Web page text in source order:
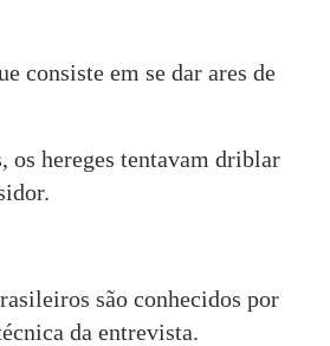
consiste em se dar ares de
os hereges tentavam driblar
são conhecidos por
da entrevista.